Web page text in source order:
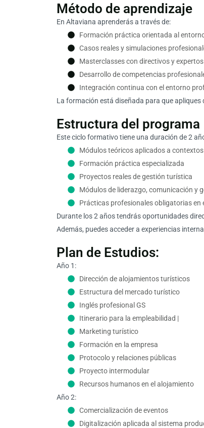
Método de aprendizaje
En Altaviana aprenderás a través de:
Formación práctica orientada al
Casos reales y simulaciones
Masterclasses con directivos y
Desarrollo de competencias
Integración continua con el entorno
La formación está diseñada para que
Estructura del programa
Este ciclo formativo tiene una duración de 2
Módulos teóricos aplicados a
Formación práctica especializada
Proyectos reales de gestión turística
Módulos de liderazgo, comunicación y
Prácticas profesionales obligatorias en
Durante los 2 años tendrás oportunidades
Además, puedes acceder a experiencias
Plan de Estudios:
Año 1:
Dirección de alojamientos turísticos
Estructura del mercado turístico
Inglés profesional GS
Itinerario para la empleabilidad |
Marketing turístico
Formación en la empresa
Protocolo y relaciones públicas
Proyecto intermodular
Recursos humanos en el alojamiento
Año 2:
Comercialización de eventos
Digitalización aplicada al sistema